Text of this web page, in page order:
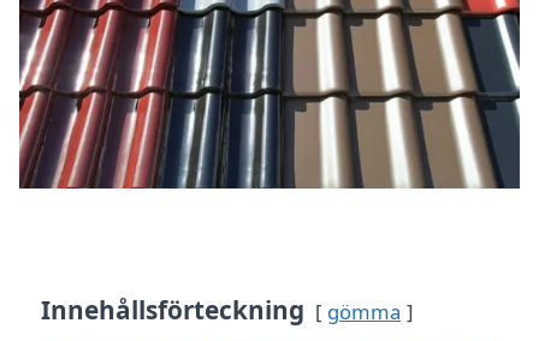
Innehållsförteckning gömma